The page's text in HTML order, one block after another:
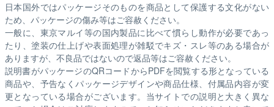
日本国外ではパッケージそのものを商品として保護する文化がない
ため、パッケージの傷み等はご容赦ください。
一般に、東京マルイ等の国内製品に比べて慣らし動作が必要であっ
たり、塗装の仕上げや表面処理が雑駁でキズ・スレ等のある場合が
ありますが、不良品ではないので返品等はご容赦ください。
説明書がパッケージのQRコードからPDFを閲覧する形となっている
商品や、予告なくパッケージデザインや商品仕様、付属品内容が変
更となっている場合がございます。当サイトでの説明と大きく異な